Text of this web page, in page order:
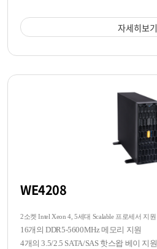
자세히보기
WE4208
2소켓 Intel Xeon 4, 5세대 Scalable 프로세서 지원
16개의 DDR5-5600MHz 메모리 지원
4개의 3.5/2.5 SATA/SAS 핫스왑 베이 지원